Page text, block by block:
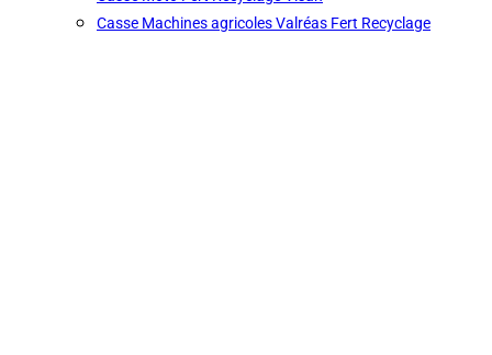
Casse Machines agricoles Valréas Fert Recyclage